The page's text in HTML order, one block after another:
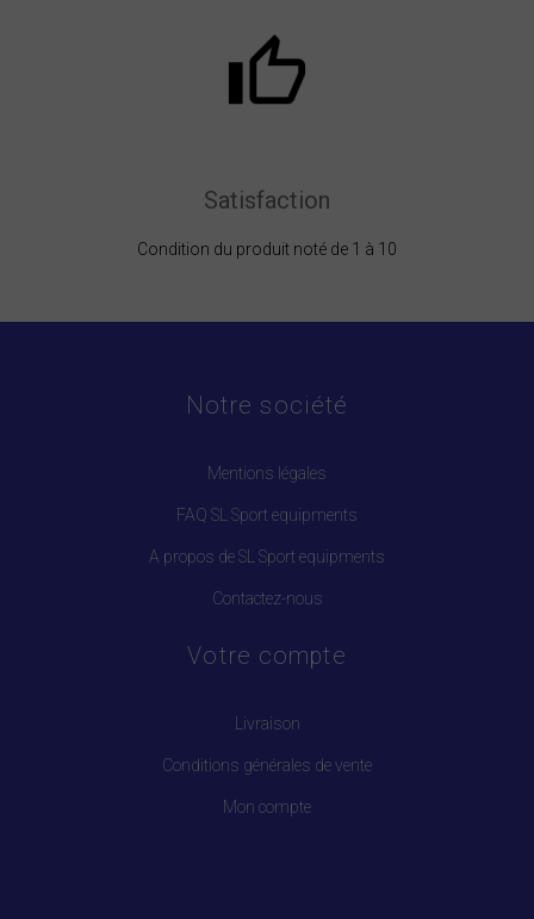
Satisfaction
Condition du produit noté de 1 à 10
Notre société
Mentions légales
FAQ SL Sport equipments
A propos de SL Sport equipments
Contactez-nous
Votre compte
Livraison
Conditions générales de vente
Mon compte